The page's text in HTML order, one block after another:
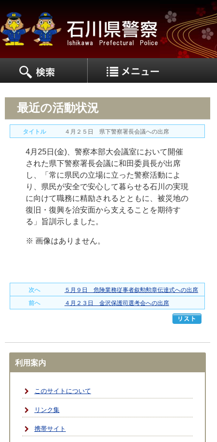
最近の活動状況
タイトル ４月２５日 県下警察署長会議への出席
4月25日(金)、警察本部大会議室において開催
された県下警察署長会議に和田委員長が出席
し、「常に県民の立場に立った警察活動によ
り、県民が安全で安心して暮らせる石川の実現
に向けて職務に精励されるとともに、被災地の
復旧・復興を治安面から支えることを期待す
る」旨訓示しました。
※ 画像はありません。
次へ
５月９日 危険業務従事者叙勲勲章伝達式への出席
前へ
４月２３日 金沢保護司選考会への出席
利用案内
このサイトについて
リンク集
携帯サイト